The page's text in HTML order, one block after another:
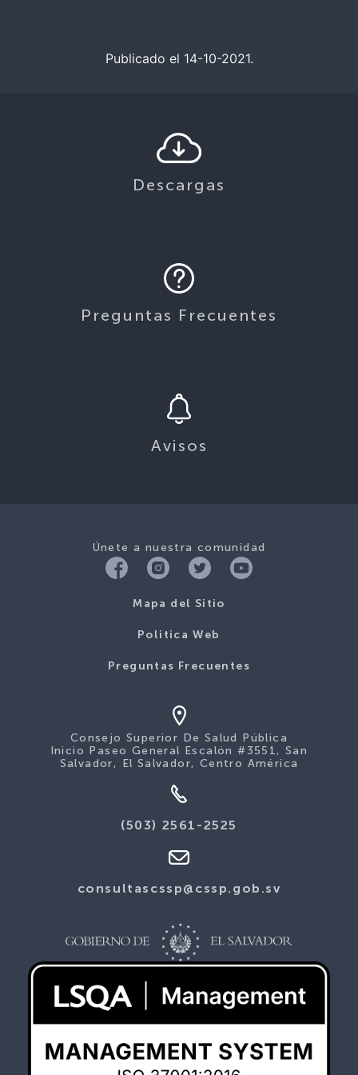
Publicado el 14-10-2021.
Descargas
Preguntas Frecuentes
Avisos
Únete a nuestra comunidad
Mapa del Sitio
Politica Web
Preguntas Frecuentes
Consejo Superior De Salud Pública
Inicio Paseo General Escalón #3551, San
Salvador, El Salvador, Centro América
(503) 2561-2525
consultascssp@cssp.gob.sv